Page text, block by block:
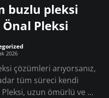
buzlu pleksi
Pleksi
2026
çözümleri arıyorsanız,
tüm süreci kendi
uzun ömürlü ve ...